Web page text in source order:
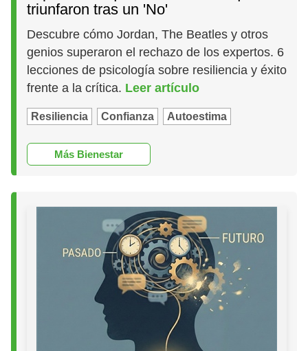
triunfaron tras un 'No'
Descubre cómo Jordan, The Beatles y otros
genios superaron el rechazo de los expertos. 6
lecciones de psicología sobre resiliencia y éxito
frente a la crítica. Leer artículo
Resiliencia Confianza Autoestima
Más Bienestar